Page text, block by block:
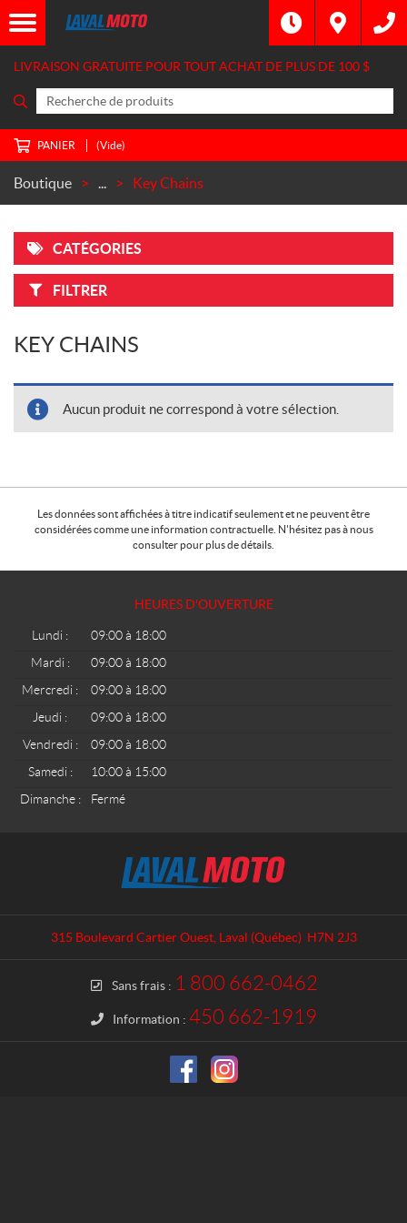
LIVRAISON GRATUITE POUR TOUT ACHAT DE PLUS DE 100 $
PANIER (Vide)
Boutique ... Key Chains
CATÉGORIES
FILTRER
KEY CHAINS
Aucun produit ne correspond à votre sélection.
Les données sont affichées à titre indicatif seulement et ne peuvent être
considérées comme une information contractuelle. N'hésitez pas à nous
consulter pour plus de détails.
HEURES D'OUVERTURE
Lundi :
09:00 à 18:00
Mardi :
09:00 à 18:00
Mercredi :
09:00 à 18:00
Jeudi :
09:00 à 18:00
Vendredi :
09:00 à 18:00
Samedi :
10:00 à 15:00
Dimanche :
Fermé
315 Boulevard Cartier Ouest, Laval (Québec) H7N 2J3
Sans frais : 1 800 662-0462
Information : 450 662-1919